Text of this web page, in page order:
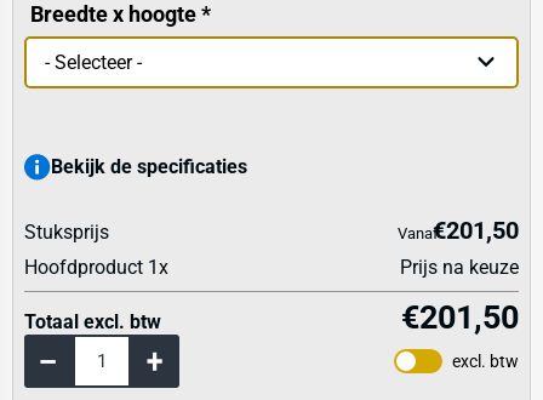
Breedte x hoogte
Bekijk de specificaties
excl. btw
Stuksprijs Vanaf€201,50
Hoofdproduct 1 x Prijs na keuze
Totaal excl. btw €201,50